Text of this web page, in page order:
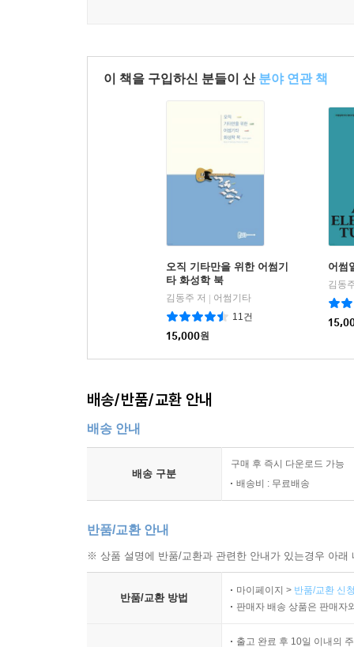
이 책을 구입하신 분들이 산 분야 연관 책
오직 기타만을 위한 어썸기
타 화성학 북
김동주 저 | 어썸기타
11건
15,000원
어썸
김동
배송/반품/교환 안내
배송 안내
배송 구분
구매 후 즉시 다운로드 가능
배송비 : 무료배송
반품/교환 안내
※ 상품 설명에 반품/교환과 관련한 안내가 있는경우 아
반품/교환 방법
마이페이지 > 반품/교환 신
판매자 배송 상품은 판매자
출고 완료 후 10일 이내의